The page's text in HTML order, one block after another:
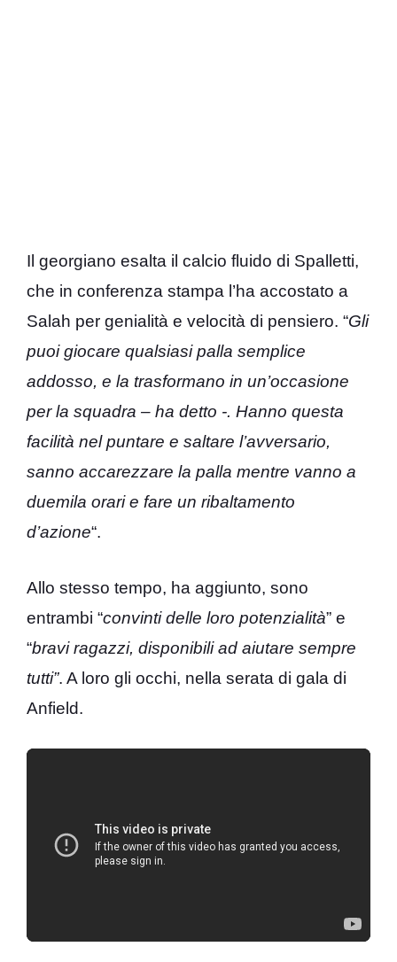
Il georgiano esalta il calcio fluido di Spalletti,
che in conferenza stampa l’ha accostato a
Salah per genialità e velocità di pensiero. “Gli
puoi giocare qualsiasi palla semplice
addosso, e la trasformano in un’occasione
per la squadra – ha detto -. Hanno questa
facilità nel puntare e saltare l’avversario,
sanno accarezzare la palla mentre vanno a
duemila orari e fare un ribaltamento
d’azione“.
Allo stesso tempo, ha aggiunto, sono
entrambi “convinti delle loro potenzialità” e
“bravi ragazzi, disponibili ad aiutare sempre
tutti”. A loro gli occhi, nella serata di gala di
Anfield.